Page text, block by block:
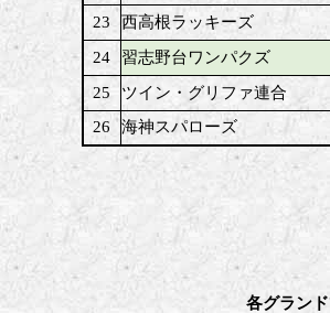
23
西高根ラッキーズ
24
習志野台ワンパクズ
25
ツイン・グリファ連合
26
海神スパローズ
各グラン